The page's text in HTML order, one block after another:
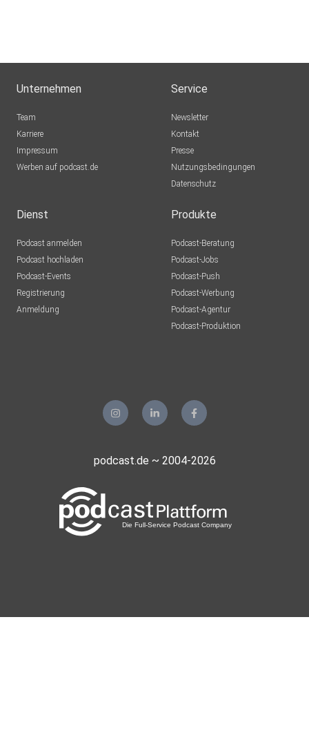
Unternehmen
Team
Karriere
Impressum
Werben auf podcast.de
Service
Newsletter
Kontakt
Presse
Nutzungsbedingungen
Datenschutz
Dienst
Podcast anmelden
Podcast hochladen
Podcast-Events
Registrierung
Anmeldung
Produkte
Podcast-Beratung
Podcast-Jobs
Podcast-Push
Podcast-Werbung
Podcast-Agentur
Podcast-Produktion
podcast.de ~ 2004-2026